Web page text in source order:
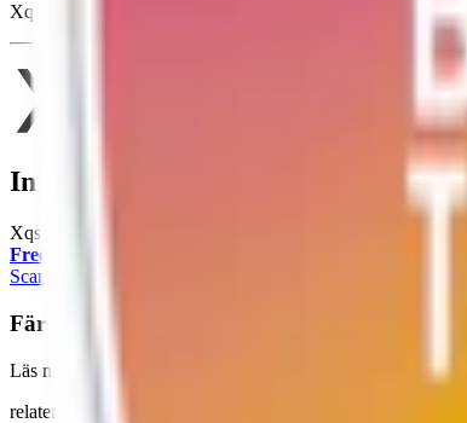
Xqs innehåller ingen tobak utan tillverkas istället av
Information om varumärket XQS
Xqs är ett svenskt snusvarumärke som vuxit från
Freeze
Scandinavian Tobacco Group
– en garant för kvalitet och
Färskt vitt snus
Läs mer om hur du förvarar Xqs Tropical 4 mg 2:
"Så
relaterade produkter